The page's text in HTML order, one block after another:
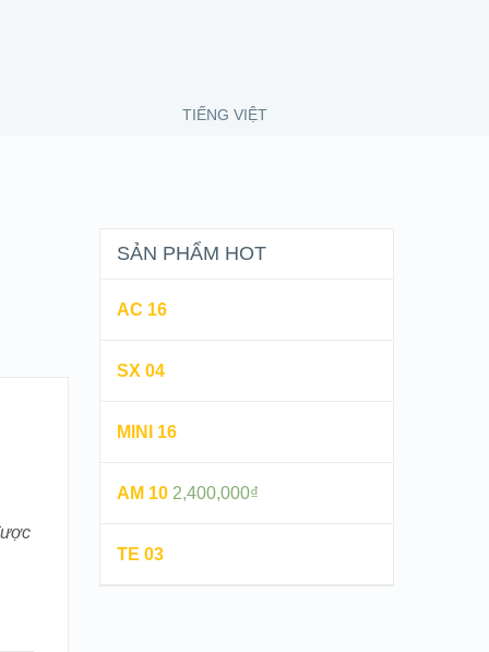
TIẾNG VIỆT
SẢN PHẨM HOT
AC 16
SX 04
MINI 16
AM 10 2,400,000₫
TE 03